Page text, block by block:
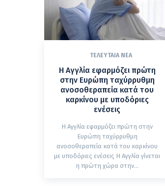
ΤΕΛΕΥΤΑΊΑ ΝΈΑ
Η Αγγλία εφαρμόζει πρώτη
στην Ευρώπη ταχύρρυθμη
ανοσοθεραπεία κατά του
καρκίνου με υποδόριες
ενέσεις
Η Αγγλία εφαρμόζει πρώτη στην
Ευρώπη ταχύρρυθμη
ανοσοθεραπεία κατά του καρκίνου
με υποδόριες ενέσεις Η Αγγλία γίνεται
η πρώτη χώρα στην...